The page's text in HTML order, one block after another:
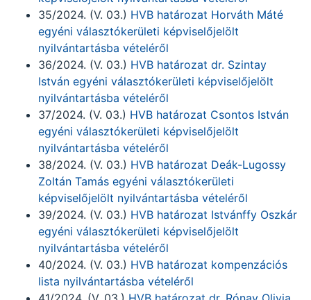
35/2024. (V. 03.) HVB határozat Horváth Máté
egyéni választókerületi képviselőjelölt
nyilvántartásba vételéről
36/2024. (V. 03.) HVB határozat dr. Szintay
István egyéni választókerületi képviselőjelölt
nyilvántartásba vételéről
37/2024. (V. 03.) HVB határozat Csontos István
egyéni választókerületi képviselőjelölt
nyilvántartásba vételéről
38/2024. (V. 03.) HVB határozat Deák-Lugossy
Zoltán Tamás egyéni választókerületi
képviselőjelölt nyilvántartásba vételéről
39/2024. (V. 03.) HVB határozat Istvánffy Oszkár
egyéni választókerületi képviselőjelölt
nyilvántartásba vételéről
40/2024. (V. 03.) HVB határozat kompenzációs
lista nyilvántartásba vételéről